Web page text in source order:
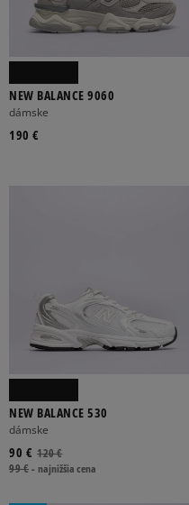
NEW BALANCE 9060
dámske
190 €
NEW BALANCE 530
dámske
120 €
90 €
99 €-najnižšia cena